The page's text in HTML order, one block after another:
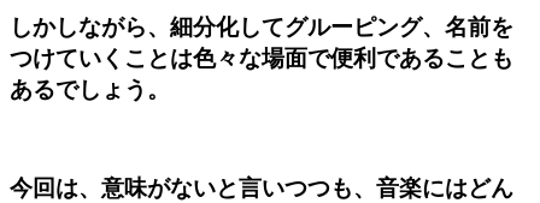
しかしながら、細分化してグルーピング、名前を
つけていくことは色々な場面で便利であることも
あるでしょう。
今回は、意味がないと言いつつも、音楽にはどん